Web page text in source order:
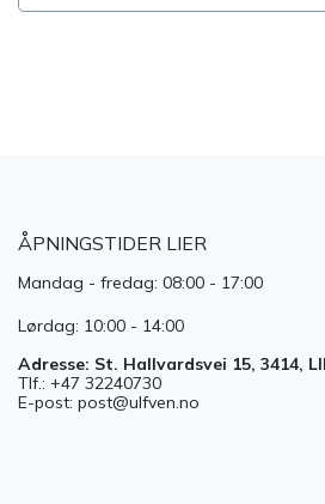
ÅPNINGSTIDER LIER
Mandag - fredag: 08:00 - 17:00
Lørdag: 10:00 - 14:00
Adresse: St. Hallvardsvei 15, 3414,
Tlf.: +47 32240730
E-post: post@ulfven.no